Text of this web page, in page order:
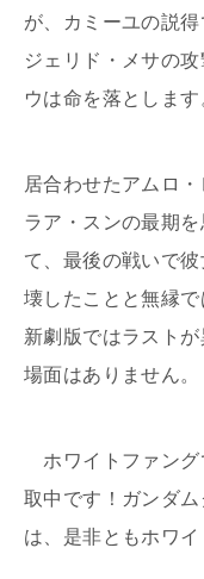
が、カミーユの説
ジェリド・メサの
ウは命を落とします
居合わせたアムロ
ラア・スンの最期
て、最後の戦いで
壊したことと無縁で
新劇版ではラスト
場面はありません。
ホワイトファング
取中です！ガンダ
は、是非ともホワイ